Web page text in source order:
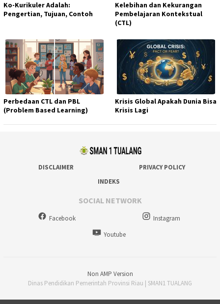
Ko-Kurikuler Adalah:
Pengertian, Tujuan, Contoh
Kelebihan dan Kekurangan
Pembelajaran Kontekstual
(CTL)
Perbedaan CTL dan PBL
(Problem Based Learning)
Krisis Global Apakah Dunia Bisa
Krisis Lagi
DISCLAIMER
PRIVACY POLICY
INDEKS
SOCIAL NETWORK
Facebook
Instagram
Youtube
Non AMP Version
Dinas Pendidikan Pemerintah Provinsi Riau | SMAN1 TUALANG